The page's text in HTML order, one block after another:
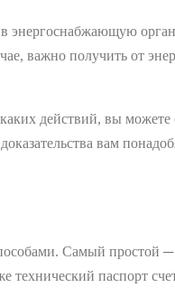
энергоснабжающую
важно получить от
действий, вы
вам
Самый простой
технический паспорт